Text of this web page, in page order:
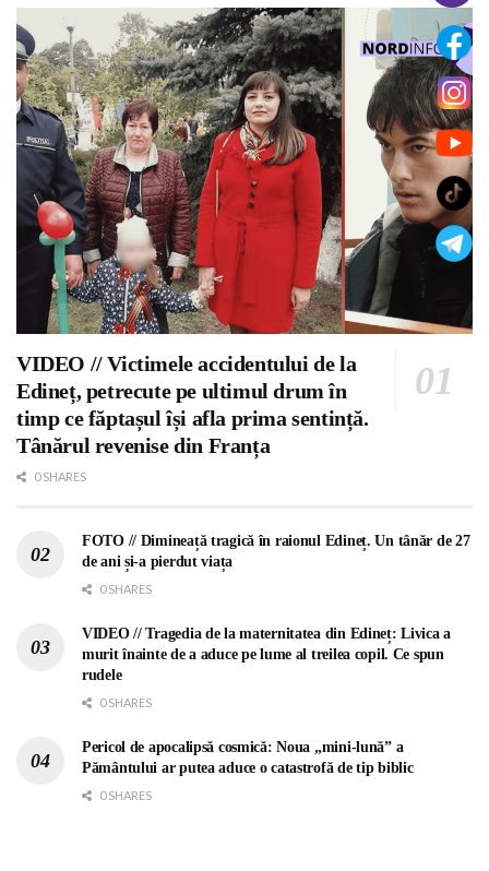
VIDEO // Victimele accidentului de la
Edineț, petrecute pe ultimul drum în
timp ce făptașul își afla prima sentință.
Tânărul revenise din Franța
0 SHARES
FOTO // Dimineață tragică în raionul Edineț. Un tânăr de 27
de ani și-a pierdut viața
0 SHARES
VIDEO // Tragedia de la maternitatea din Edineț: Livica a
murit înainte de a aduce pe lume al treilea copil. Ce spun
rudele
0 SHARES
Pericol de apocalipsă cosmică: Noua „mini-lună” a
Pământului ar putea aduce o catastrofă de tip biblic
0 SHARES